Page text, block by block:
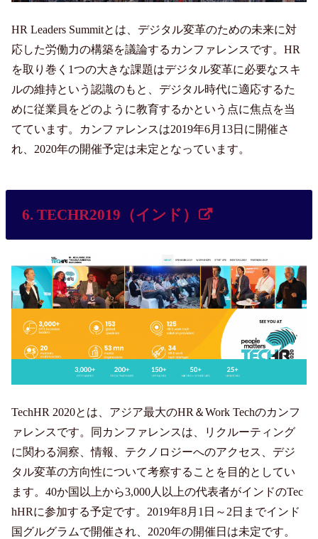
HR Leaders Summitとは、デジタル変革のための未来に対
応した労働力の構築を議論するカンファレンスです。HR
を取り巻く1つの大きな課題はデジタル変革に必要なスキ
ルの維持という認識のもと、デジタル時代に適応するた
めに従業員をどのように教育するかという点に焦点を当
てています。カンファレンスは2019年6月13日に開催さ
れ、2020年の開催予定は未定となっています。
6. TECHR2019（インド）
TechHR 2020とは、アジア最大のHR＆Work Techのカンフ
ァレンスです。同カンファレンスは、リクルーティング
に関わる洞察、情報、テクノロジーへのアクセス、デジ
タル変革の方向性について考察することを目的としてい
ます。40か国以上から3,000人以上の代表者がインドのTec
hHRに参加する予定です。2019年8月1日～2日までインド
国グルグラムで開催され、2020年の開催日は未定です。